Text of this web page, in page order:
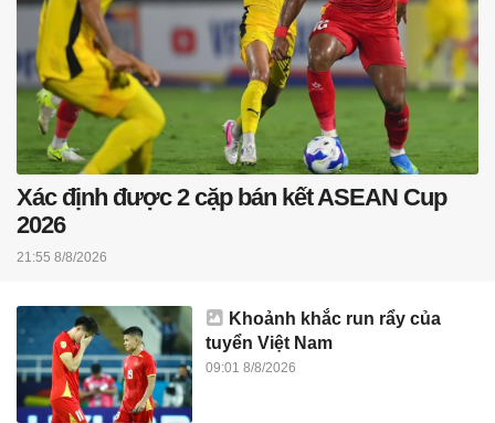
Xác định được 2 cặp bán kết ASEAN Cup
2026
21:55 8/8/2026
Khoảnh khắc run rẩy của
tuyển Việt Nam
09:01 8/8/2026